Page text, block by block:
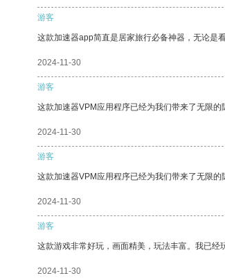
游客
这款加速器app简直是居家旅行必备神器，无论是
2024-11-30
游客
这款加速器VPM应用程序已经为我们带来了无限的
2024-11-30
游客
这款加速器VPM应用程序已经为我们带来了无限的
2024-11-30
游客
这款游戏非常好玩，画面精美，玩法丰富。我已经
2024-11-30